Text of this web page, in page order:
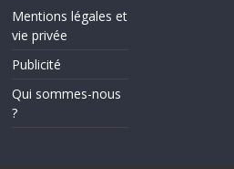
Mentions légales et
vie privée
Publicité
Qui sommes-nous
?